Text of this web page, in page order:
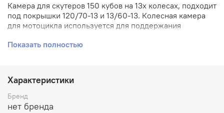
Камера для скутеров 150 кубов на 13х колесах, подходит
под покрышки 120/70-13 и 13/60-13. Колесная камера
для мотоцикла используется для поддержания
Главной целью камеры является предотвращение
дороге. Если шина мотоцикла имеет прокол или разрыв,
камера может быть использована для временного
ремонта, что позволяет продолжить движение до
ближайшего сервисного центра или места назначения.
Показать полностью
Характеристики
Бренд
нет бренда